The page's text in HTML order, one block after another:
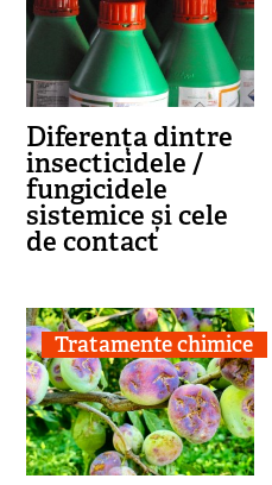
Diferența dintre
insecticidele /
fungicidele
sistemice și cele
de contact
Tratamente chimice